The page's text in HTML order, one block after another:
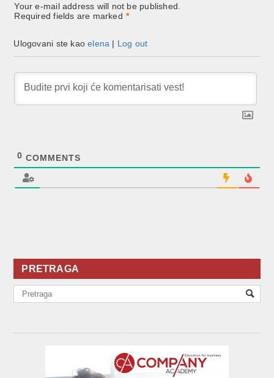
Your e-mail address will not be published.
Required fields are marked *
Ulogovani ste kaoelena | Log out
0 COMMENTS
PRETRAGA